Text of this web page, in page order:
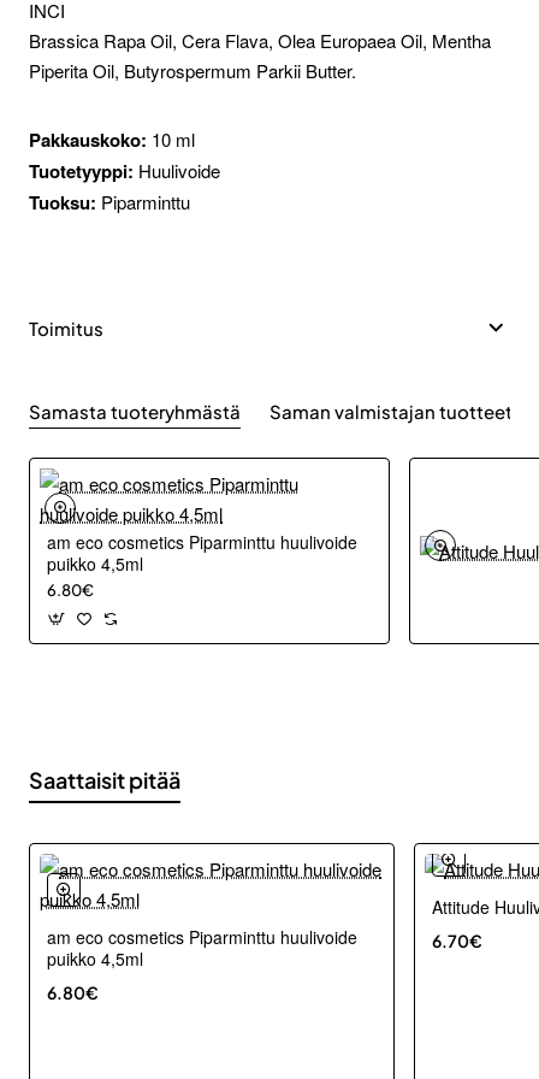
INCI
Brassica Rapa Oil, Cera Flava, Olea Europaea Oil, Mentha
Piperita Oil, Butyrospermum Parkii Butter.
Pakkauskoko: 10 ml
Tuotetyyppi: Huulivoide
Tuoksu: Piparminttu
Toimitus
Samasta tuoteryhmästä Saman valmistajan tuotteet
am eco cosmetics Piparminttu huulivoide
puikko 4,5ml
6.80€
Saattaisit pitää
am eco cosmetics Piparminttu huulivoide
puikko 4,5ml
6.80€
Attitude
6.70€